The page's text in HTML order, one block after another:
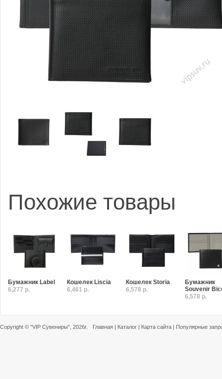
Похожие товары
Бумажник Label
6,277 р.
Кошелек Liscia
6,461 р.
Кошелек Storia
6,578 р.
Бумажник
Souvenir
6,578 р.
Copyright © "VIP Сувениры" , 2026г. Главная | Каталог | Карта сайта | Популярные